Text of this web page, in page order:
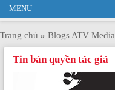
MENU
Trang chủ » Blogs ATV Media
Tin bản quyền tác giả